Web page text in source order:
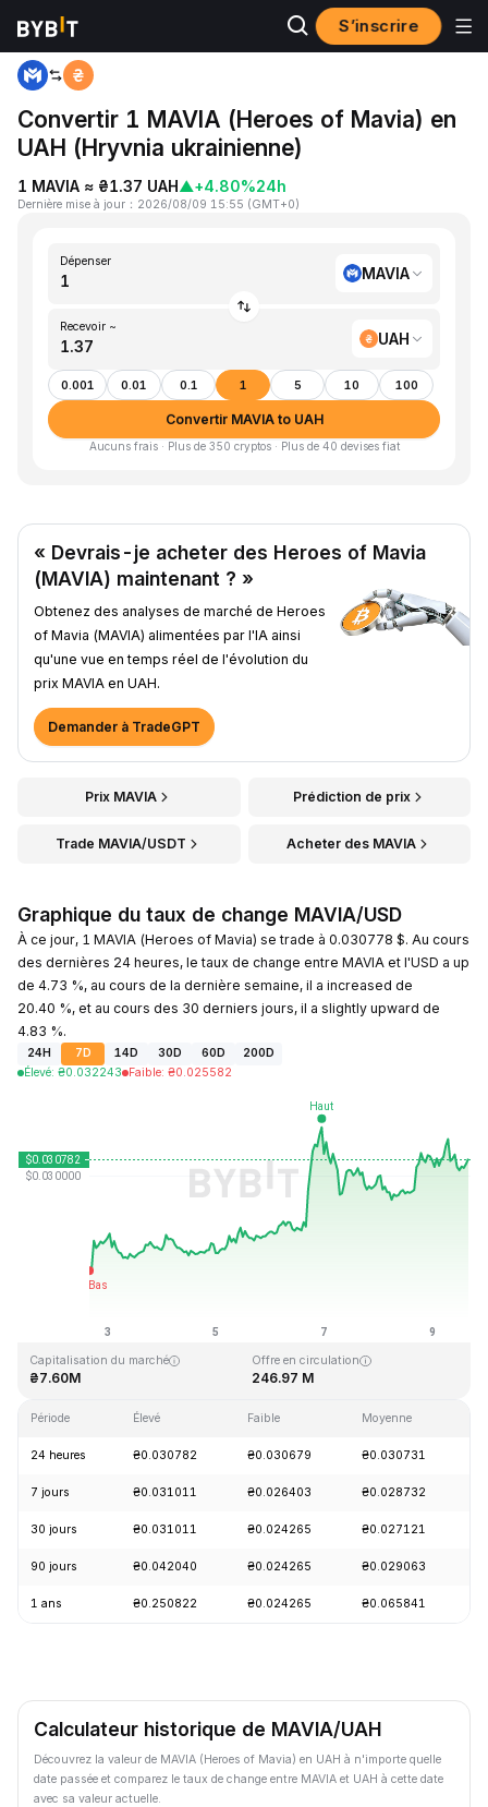
S’inscrire
Accueil
Convertir 1 MAVIA (Heroes of Mavia) en
UAH (Hryvnia ukrainienne)
1 MAVIA ≈ ₴1.37 UAH▲+4.80%24h
Dernière mise à jour ： 2026/08/09 15:55 (GMT+0)
Dépenser
MAVIA
Recevoir ~
UAH
0.001 0.01 0.1 1 5 10 100
Convertir MAVIA to UAH
Aucuns frais · Plus de 350 cryptos · Plus de 40 devises fiat
« Devrais-je acheter des Heroes of Mavia
(MAVIA) maintenant ? »
Obtenez des analyses de marché de Heroes
of Mavia (MAVIA) alimentées par l'IA ainsi
qu'une vue en temps réel de l'évolution du
prix MAVIA en UAH.
Demander à TradeGPT
Prix MAVIA Prédiction de prix
Trade MAVIA/USDT Acheter des MAVIA
Graphique du taux de change MAVIA/USD
À ce jour, 1 MAVIA (Heroes of Mavia) se trade à 0.030778 $. Au cours
des dernières 24 heures, le taux de change entre MAVIA et l'USD a up
de 4.73 %, au cours de la dernière semaine, il a increased de
20.40 %, et au cours des 30 derniers jours, il a slightly upward de
4.83 %.
24H 7D 14D 30D 60D
200D
Élevé: ₴0.032243 Faible: ₴0.025582
Dernière mise à jour : 2026-08-09, 15:55 GMT+0
₴0.023019
Capitalisation du marché
₴7.60M
Offre en circulation
246.97 M
Période Élevé Faible Moyenne
24 heures ₴0.030782 ₴0.030679 ₴0.030731
7 jours ₴0.031011 ₴0.026403 ₴0.028732
30 jours ₴0.031011 ₴0.024265 ₴0.027121
90 jours ₴0.042040 ₴0.024265 ₴0.029063
1 ans ₴0.250822 ₴0.024265 ₴0.065841
Calculateur historique de MAVIA/UAH
Découvrez la valeur de MAVIA (Heroes of Mavia) en UAH à n'importe quelle
date passée et comparez le taux de change entre MAVIA et UAH à cette date
avec sa valeur actuelle.